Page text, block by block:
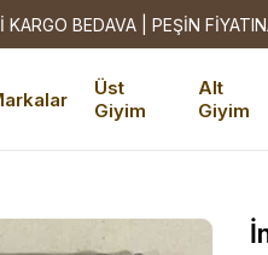
BEDAVA | PEŞİN
Üst
Giyim
Alt
Giyim